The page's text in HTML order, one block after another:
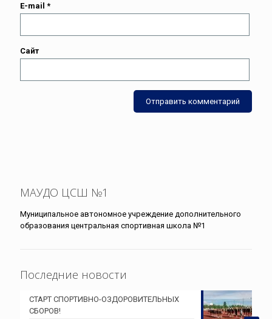
E-mail *
Сайт
МАУДО ЦСШ №1
Муниципальное автономное учреждение дополнительного
образования центральная спортивная школа №1
Последние новости
СТАРТ СПОРТИВНО-ОЗДОРОВИТЕЛЬНЫХ
СБОРОВ!